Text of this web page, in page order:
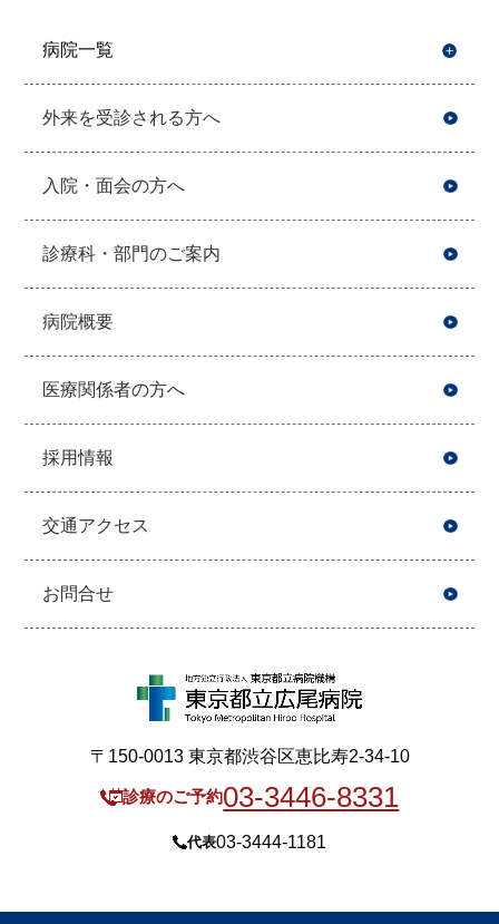
病院一覧
外来を受診される方へ
入院・面会の方へ
診療科・部門のご案内
病院概要
医療関係者の方へ
採用情報
交通アクセス
お問合せ
〒150-0013 東京都渋谷区恵比寿2-34-10
診療のご予約03-3446-8331
代表03-3444-1181